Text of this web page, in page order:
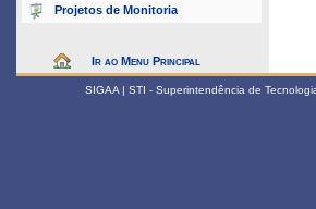
Projetos de Monitoria
Ir ao Menu Principal
SIGAA | STI - Superintendência de